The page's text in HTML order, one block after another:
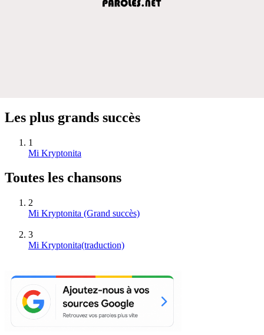
Les plus grands succès
1
Mi Kryptonita
Toutes les chansons
2
Mi Kryptonita (Grand succès)
3
Mi Kryptonita(traduction)